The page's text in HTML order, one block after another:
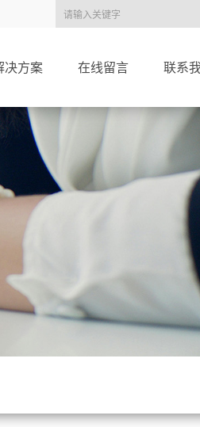
决方案 在线留言 联系